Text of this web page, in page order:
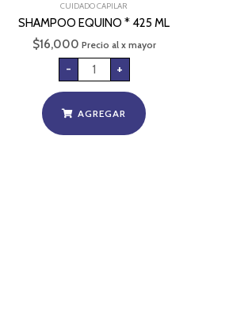
CUIDADO CAPILAR
SHAMPOO EQUINO * 425 ML
$16,000 Precio al x mayor
- +
AGREGAR